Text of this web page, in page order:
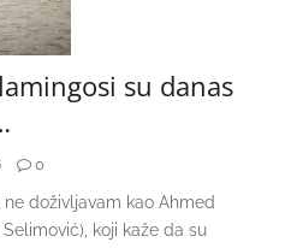
su danas
0
doživljavam kao Ahmed
Selimović), koji kaže da su